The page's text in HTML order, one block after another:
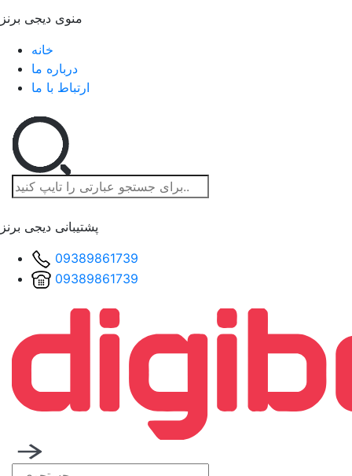
منوی دیجی برنز
خانه
درباره ما
ارتباط با ما
پشتیبانی دیجی برنز
09389861739
09389861739